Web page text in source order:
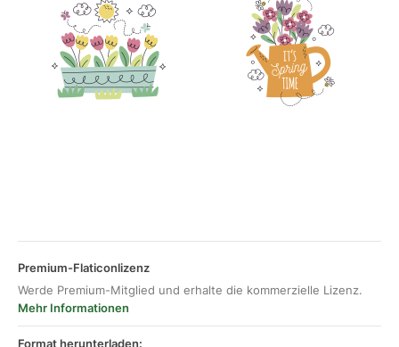
Premium-Flaticonlizenz
Werde Premium-Mitglied und erhalte die kommerzielle Lizenz.
Mehr Informationen
Format herunterladen: